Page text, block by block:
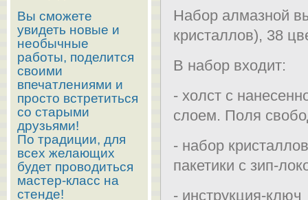
Набор алмазной
кристаллов), 38
В набор входит:
- холст с
слоем. Поля
- набор
пакетики с зип-
- инструкция-ключ
Вы сможете
увидеть новые и
необычные
работы, поделится
своими
впечатлениями и
просто встретиться
со старыми
друзьями!
По традиции, для
всех желающих
будет проводиться
мастер-класс на
стенде!